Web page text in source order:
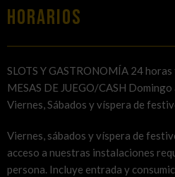
HORARIOS
SLOTS Y GASTRONOMÍA 24
MESAS DE JUEGO/CASH
Viernes, Sábados y víspera de
Viernes, sábados y víspera de
acceso a nuestras instalaciones
persona. Incluye entrada y